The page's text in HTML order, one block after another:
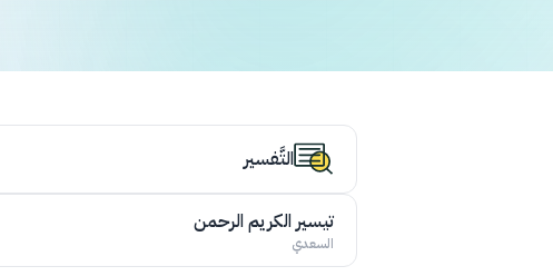
التَّفسير
تيسير الكريم الرحمن
السعدي